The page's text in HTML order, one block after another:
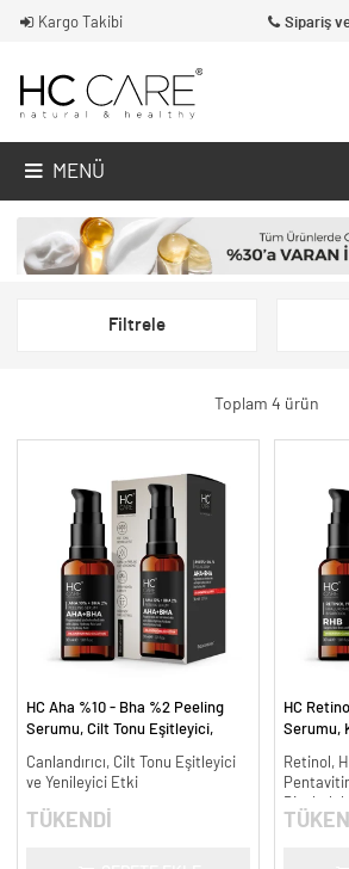
Kargo Takibi Sipariş
MENÜ
Filtrele
Toplam 4 ürün
HC Aha %10 - Bha %2 Peeling
Serumu, Cilt Tonu Eşitleyici,
Canlandırıcı, Cilt Tonu Eşitleyici
ve Yenileyici Etki
TÜKENDİ
HC
Serumu,
Retinol,
Bisabolol